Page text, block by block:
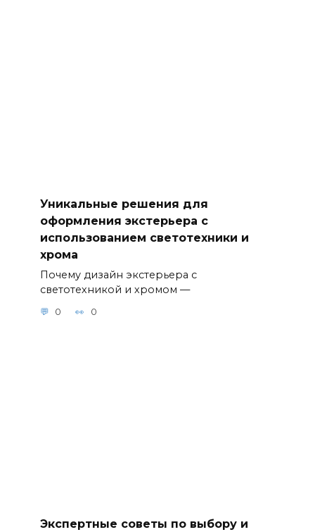
Уникальные решения для
оформления экстерьера с
использованием светотехники и
хрома
Почему дизайн экстерьера с
светотехникой и хромом —
0 0
Экспертные советы по выбору и